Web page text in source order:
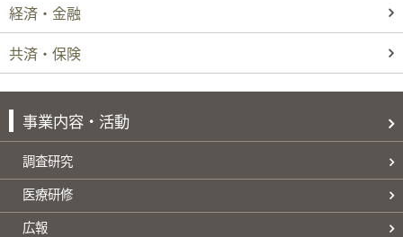
経済・金融
共済・保険
事業内容・活動
調査研究
医療研修
広報